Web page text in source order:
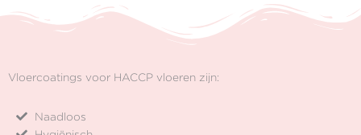
Vloercoatings voor HACCP vloeren zijn:
Naadloos